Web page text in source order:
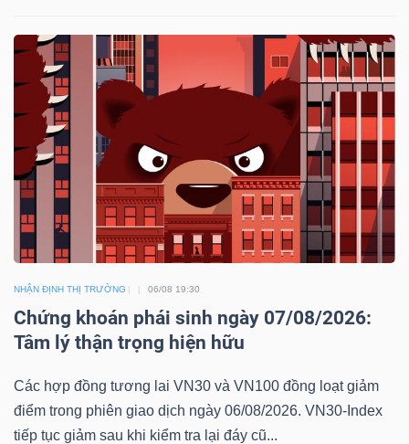
NHẬN ĐỊNH THỊ TRƯỜNG 06/08 19:30
Chứng khoán phái sinh ngày 07/08/2026:
Tâm lý thận trọng hiện hữu
Các hợp đồng tương lai VN30 và VN100 đồng loạt giảm
điểm trong phiên giao dịch ngày 06/08/2026. VN30-Index
tiếp tục giảm sau khi kiểm tra lại đáy cũ...
HÀNG
HÓA
KINH
THẾ
GIỚI
ĐÔNG